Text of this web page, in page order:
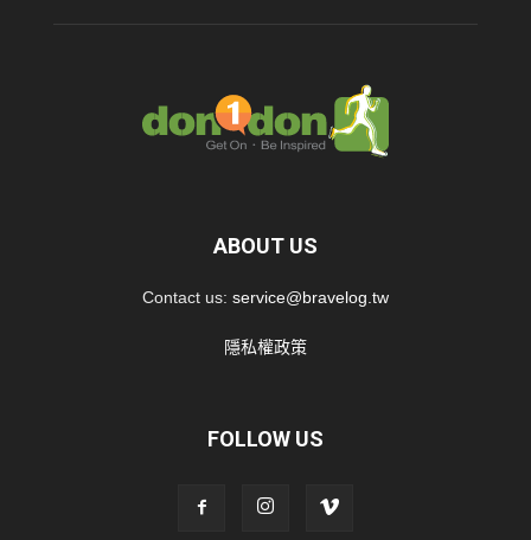
ABOUT US
Contact us: service@bravelog.tw
隱私權政策
FOLLOW US